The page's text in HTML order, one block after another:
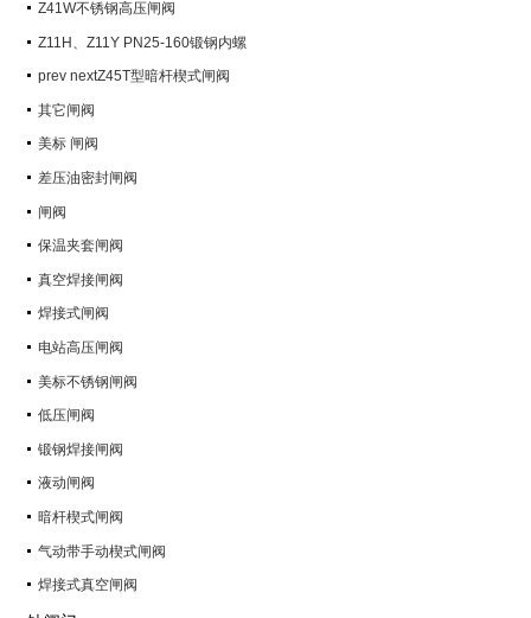
Z41W不锈钢高压闸阀
Z11H、Z11Y PN25-160锻钢内螺
纹楔式闸阀
prev nextZ45T型暗杆楔式闸阀
其它闸阀
美标 闸阀
差压油密封闸阀
闸阀
保温夹套闸阀
真空焊接闸阀
焊接式闸阀
电站高压闸阀
美标不锈钢闸阀
低压闸阀
锻钢焊接闸阀
液动闸阀
暗杆楔式闸阀
气动带手动楔式闸阀
焊接式真空闸阀